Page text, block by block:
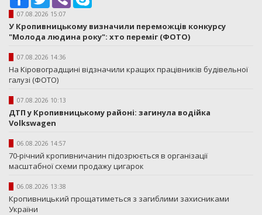
07.08.2026 15:07
У Кропивницькому визначили переможців конкурсу
"Молода людина року": хто переміг (ФОТО)
07.08.2026 14:36
На Кіровоградщині відзначили кращих працівників будівельної
галузі (ФОТО)
07.08.2026 10:13
ДТП у Кропивницькому районі: загинула водійка
Volkswagen
06.08.2026 14:57
70-річний кропивничанин підозрюється в організації
масштабної схеми продажу цигарок
06.08.2026 13:38
Кропивницький прощатиметься з загиблими захисниками
України